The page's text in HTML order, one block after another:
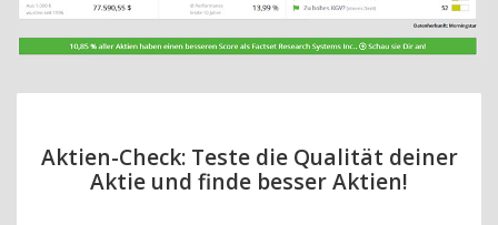
Aktien-Check: Teste die Qualität deiner
Aktie und finde besser Aktien!